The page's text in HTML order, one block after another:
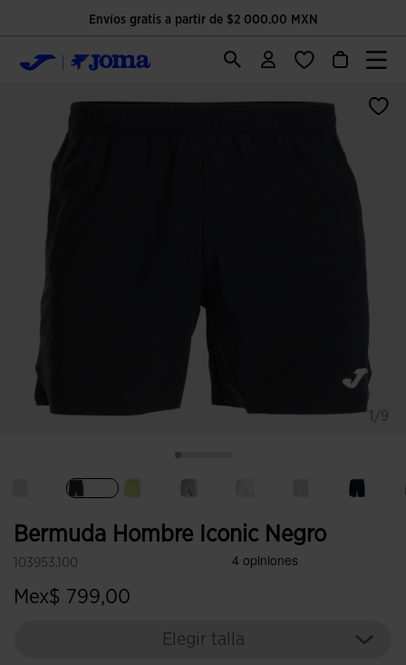
Envíos gratis a partir de $2 000.00 MXN
Bermuda Hombre Iconic Negro
103953.100
Mex$ 799,00
Elegir talla